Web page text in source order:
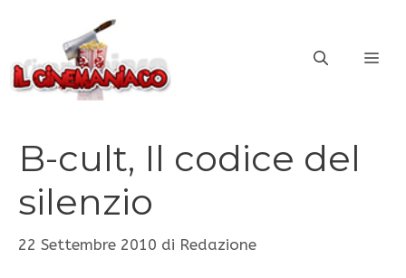
contenuto
B-cult, Il codice del
silenzio
22 Settembre 2010 di Redazione